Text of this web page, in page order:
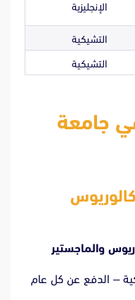
الإنجليزية
التشيكية
التشيكية
جامعة
والماجستير
كرونة تشيكية – الدفع عن كل عام